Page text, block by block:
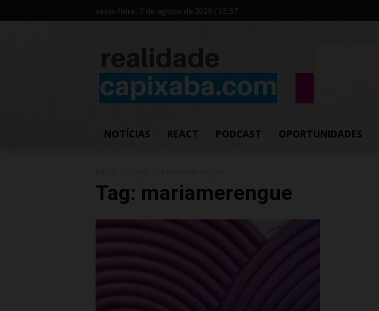
sexta-feira, 7 de agosto de 2026 / 03:37
NOTÍCIAS REACT PODCAST OPORTUNIDADES
Tag: mariamerengue